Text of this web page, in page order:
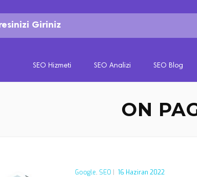
SEO Hizmeti SEO Analizi SEO Blog
ON
Google, SEO 16 Haziran 2022